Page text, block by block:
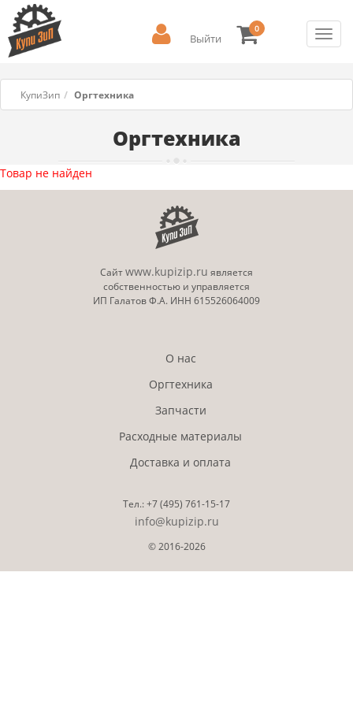
Выйти
0
КупиЗип Оргтехника
Оргтехника
Товар не найден
Сайтwww.kupizip.ru является
собственностью и управляется
ИП Галатов Ф.А. ИНН 615526064009
О нас
Оргтехника
Запчасти
Расходные материалы
Доставка и оплата
Тел.:+7 (495) 761-15-17
info@kupizip.ru
© 2016-2026